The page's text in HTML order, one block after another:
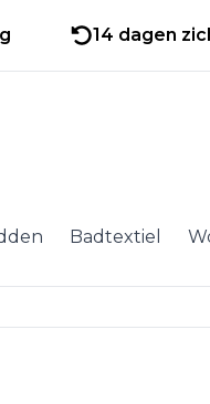
14 dagen
Badtextiel